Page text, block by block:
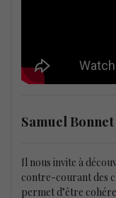
Samuel
Il nous invite à
contre-courant des
permet d’être